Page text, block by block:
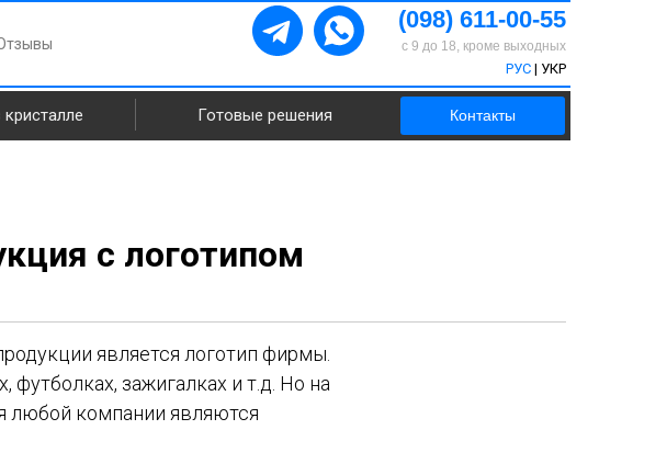
с 9 до 18, кроме выходных
(098) 611-00-55
РУС | УКР
Готовые решения Контакты
с логотипом
является логотип фирмы.
футболках, зажигалках и т.д. Но на
любой компании являются